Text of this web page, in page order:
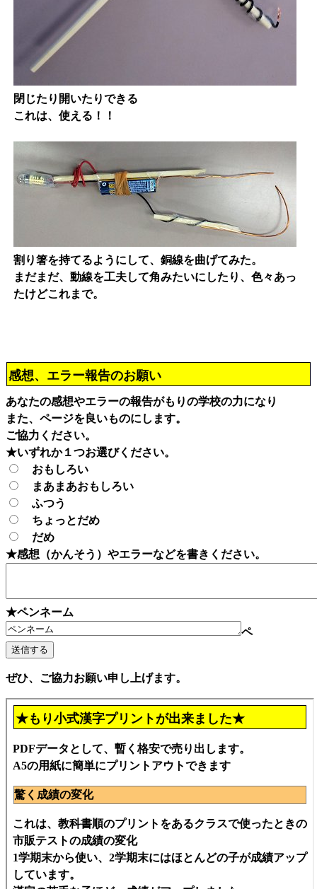
閉じたり開いたりできる
これは、使える！！
割り箸を持てるようにして、銅線を曲げてみた。
まだまだ、動線を工夫して角みたいにしたり、色々あっ
たけどこれまで。
感想、エラー報告のお願い
あなたの感想やエラーの報告がもりの学校の力になり
また、ページを良いものにします。
ご協力ください。
★いずれか１つお選びください。
おもしろい
まあまあおもしろい
ふつう
ちょっとだめ
だめ
★感想（かんそう）やエラーなどを書きください。
★ペンネーム
ペ
ぜひ、ご協力お願い申し上げます。